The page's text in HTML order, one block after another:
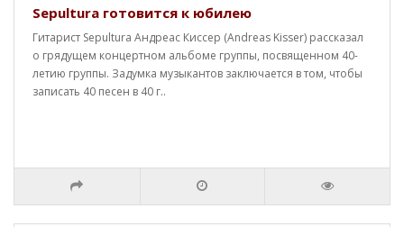
Sepultura готовится к юбилею
Гитарист Sepultura Андреас Киссер (Andreas Kisser) рассказал
о грядущем концертном альбоме группы, посвященном 40-
летию группы. Задумка музыкантов заключается в том, чтобы
записать 40 песен в 40 г..